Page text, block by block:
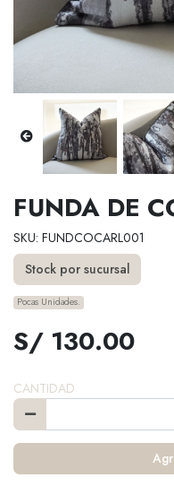
FUNDA DE
SKU: FUNDCOCARL001
Stock por sucursal
Pocas Unidades.
S/ 130.00
CANTIDAD